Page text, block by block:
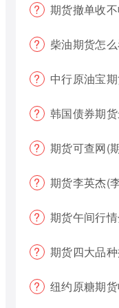
期货撤单收不
柴油期货怎
中行原油宝期
韩国债券期货
期货可查网(
期货李英杰(
期货午间行
期货四大品
纽约原糖期货收